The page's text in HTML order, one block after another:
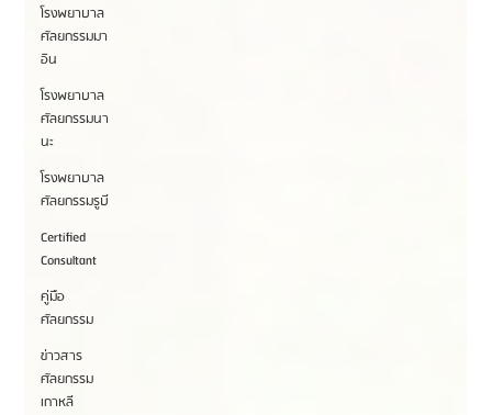
โรงพยาบาล
ศัลยกรรมมา
อิน
โรงพยาบาล
ศัลยกรรมนา
นะ
โรงพยาบาล
ศัลยกรรมรูบี
Certified
Consultant
คู่มือ
ศัลยกรรม
ข่าวสาร
ศัลยกรรม
เกาหลี